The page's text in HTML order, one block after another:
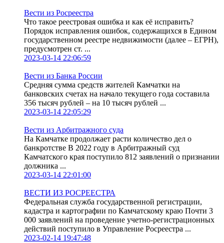
Вести из Росреестра
Что такое реестровая ошибка и как её исправить?
Порядок исправления ошибок, содержащихся в Едином
государственном реестре недвижимости (далее – ЕГРН),
предусмотрен ст. ...
2023-03-14 22:06:59
Вести из Банка России
Средняя сумма средств жителей Камчатки на
банковских счетах на начало текущего года составила
356 тысяч рублей – на 10 тысяч рублей ...
2023-03-14 22:05:29
Вести из Арбитражного суда
На Камчатке продолжает расти количество дел о
банкротстве В 2022 году в Арбитражный суд
Камчатского края поступило 812 заявлений о признании
должника ...
2023-03-14 22:01:00
ВЕСТИ ИЗ РОСРЕЕСТРА
Федеральная служба государственной регистрации,
кадастра и картографии по Камчатскому краю Почти 3
000 заявлений на проведение учетно-регистрационных
действий поступило в Управление Росреестра ...
2023-02-14 19:47:48